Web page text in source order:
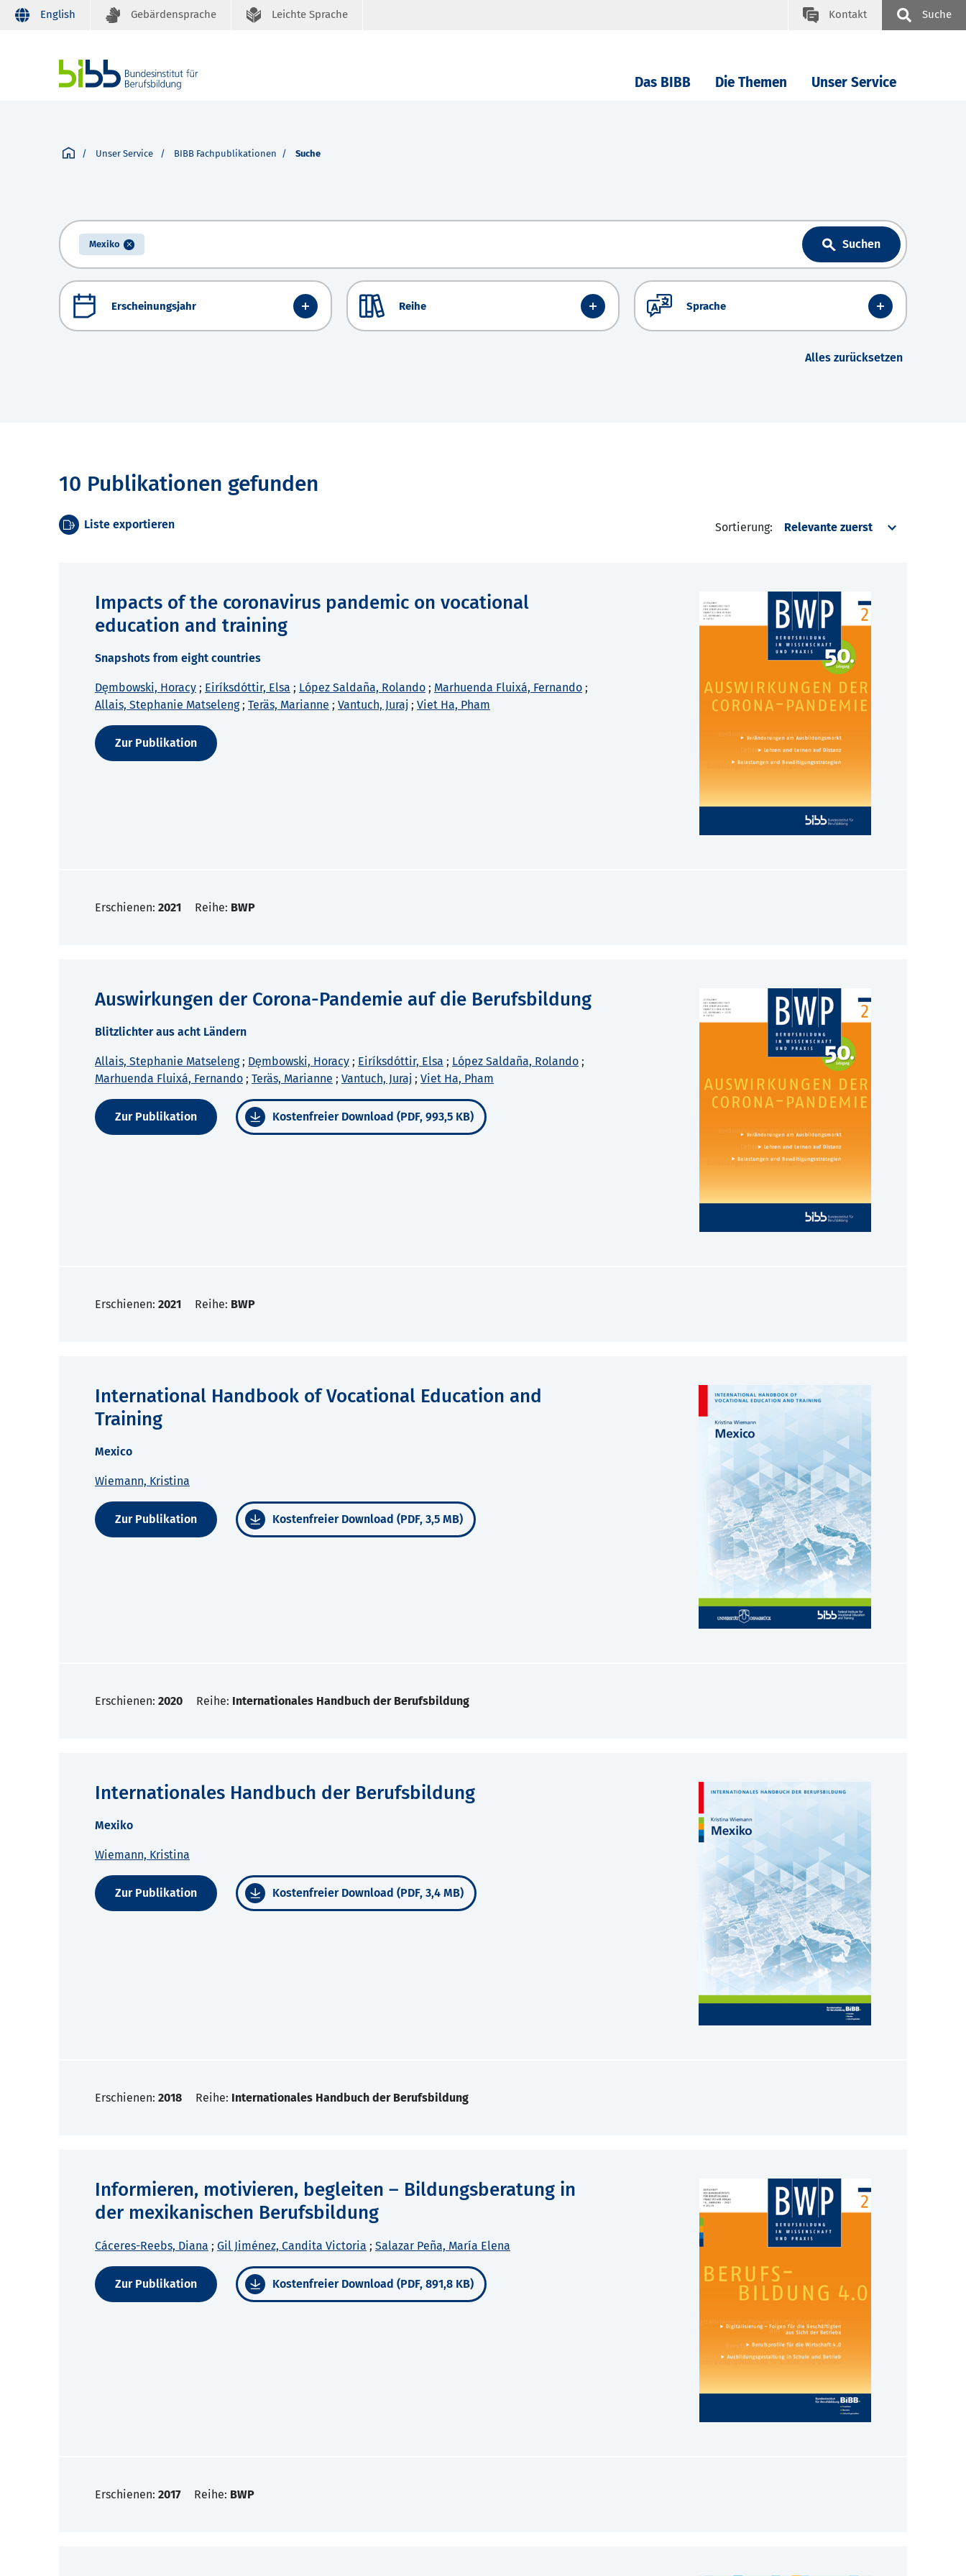
English Gebärdensprache Leichte Sprache Kontakt Suche
Das BIBB Die Themen Unser Service
Unser Service BIBB Fachpublikationen Suche
Mexiko Suchen
Erscheinungsjahr Reihe Sprache
Alles zurücksetzen
10 Publikationen gefunden
Liste exportieren Sortierung:
Impacts of the coronavirus pandemic on vocational
education and training
Snapshots from eight countries
Dęmbowski, Horacy ; Eiríksdóttir, Elsa ; López Saldaña, Rolando ; Marhuenda Fluixá, Fernando ;
Allais, Stephanie Matseleng; Teräs, Marianne ; Vantuch, Juraj ; Viet Ha, Pham
Zur Publikation
Erschienen: 2021 Reihe: BWP
Auswirkungen der Corona-Pandemie auf die Berufsbildung
Blitzlichter aus acht Ländern
Allais, Stephanie Matseleng; Dęmbowski, Horacy ; Eiríksdóttir, Elsa ; López Saldaña, Rolando ;
Marhuenda Fluixá, Fernando ; Teräs, Marianne ; Vantuch, Juraj ; Viet Ha, Pham
Zur Publikation Kostenfreier Download (PDF, 993,5 KB)
Erschienen: 2021 Reihe: BWP
International Handbook of Vocational Education and
Training
Mexico
Wiemann, Kristina
Zur Publikation Kostenfreier Download (PDF, 3,5 MB)
Erschienen: 2020 Reihe: Internationales Handbuch der Berufsbildung
Internationales Handbuch der Berufsbildung
Mexiko
Wiemann, Kristina
Zur Publikation Kostenfreier Download (PDF, 3,4 MB)
Erschienen: 2018 Reihe: Internationales Handbuch der Berufsbildung
Informieren, motivieren, begleiten – Bildungsberatung in
der mexikanischen Berufsbildung
Cáceres-Reebs, Diana ; Gil Jiménez, Candita Victoria ; Salazar Peña, María Elena
Zur Publikation Kostenfreier Download (PDF, 891,8 KB)
Erschienen: 2017 Reihe: BWP